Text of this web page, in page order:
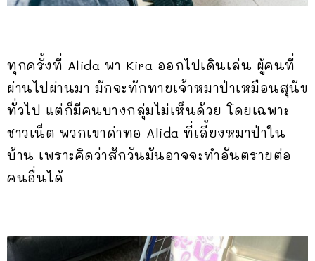
ทุกครั้งที่ Alida พา Kira ออกไปเดินเล่น ผู้คนที่
ผ่านไปผ่านมา มักจะทักทายเจ้าหมาป่าเหมือนสุนัข
ทั่วไป แต่ก็มีคนบางกลุ่มไม่เห็นด้วย โดยเฉพาะ
ชาวเน็ต พวกเขาด่าทอ Alida ที่เลี้ยงหมาป่าใน
บ้าน เพราะคิดว่าสักวันมันอาจจะทำอันตรายต่อ
คนอื่นได้